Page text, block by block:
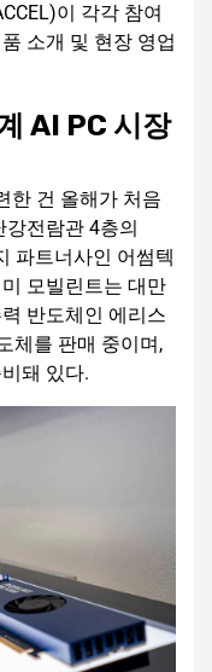
이 각각 참여
소개 및 현장 영업
AI PC 시장
한 건 올해가 처음
강전람관 4층의
파트너사인 어썸텍
모빌린트는 대만
반도체인 에리스
체를 판매 중이며,
돼 있다.